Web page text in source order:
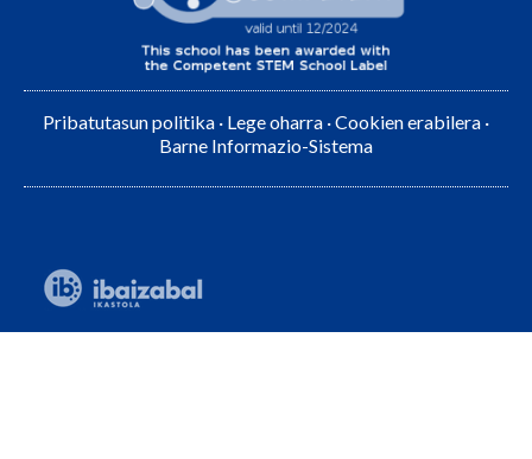
Pribatutasun politika · Lege oharra ·Cookien erabilera ·
Barne Informazio-Sistema